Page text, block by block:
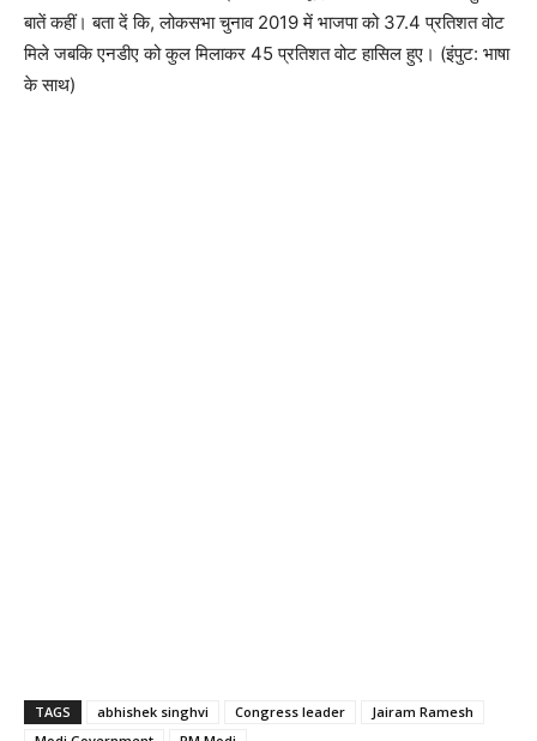
बातें कहीं। बता दें कि, लोकसभा चुनाव 2019 में भाजपा को 37.4 प्रतिशत वोट
मिले जबकि एनडीए को कुल मिलाकर 45 प्रतिशत वोट हासिल हुए। (इंपुट: भाषा
के साथ)
TAGS abhishek singhvi Congress leader
Jairam Ramesh